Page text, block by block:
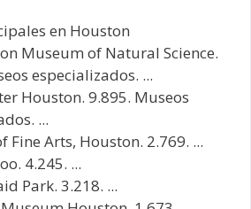
en Houston
Museum of Natural Science.
especializados. ...
Houston. 9.895. Museos
...
Fine Arts, Houston. 2.769. ...
4.245. ...
Park. 3.218. ...